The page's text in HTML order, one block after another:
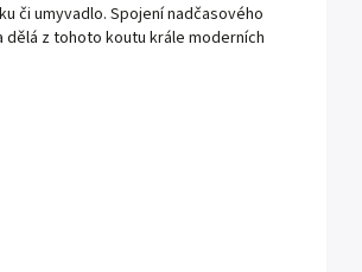
či umyvadlo. Spojení nadčasového
dělá z tohoto koutu krále moderních